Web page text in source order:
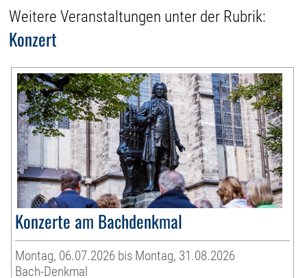
Weitere Veranstaltungen unter der Rubrik:
Konzert
Konzerte am Bachdenkmal
Montag, 06.07.2026 bis Montag, 31.08.2026
Bach-Denkmal